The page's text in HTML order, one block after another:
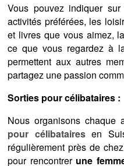
Vous pouvez indiquer
activités préférées, les
et livres que vous aimez,
ce que vous regardez à
permettent aux autres
partagez une passion
Sorties pour célibataires :
Nous organisons chaque
pour célibatairesen
régulièrement près de
pour rencontrer une